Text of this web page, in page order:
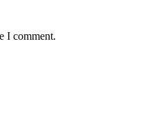
I comment.